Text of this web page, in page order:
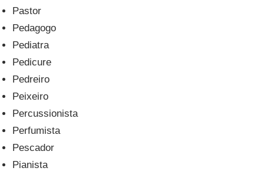
Pastor
Pedagogo
Pediatra
Pedicure
Pedreiro
Peixeiro
Percussionista
Perfumista
Pescador
Pianista